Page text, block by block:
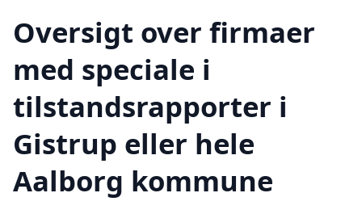
Oversigt over firmaer
med speciale i
tilstandsrapporter i
Gistrup eller hele
Aalborg kommune